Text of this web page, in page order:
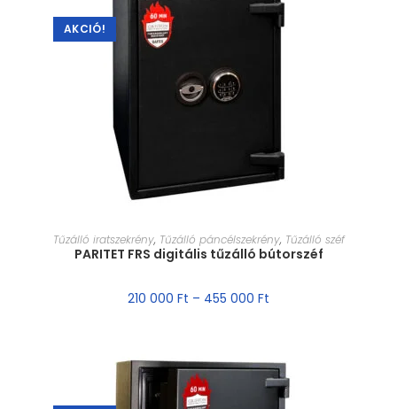
AKCIÓ!
MÉRET VÁLASZTÁSA
Tűzálló iratszekrény, Tűzálló páncélszekrény, Tűzálló széf
PARITET FRS digitális tűzálló bútorszéf
210 000 Ft – 455 000 Ft